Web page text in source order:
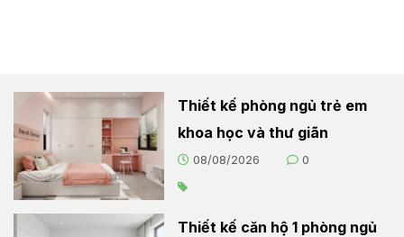
Thiết kế phòng ngủ trẻ em
khoa học và thư giãn
08/08/2026 0
Thiết kế căn hộ 1 phòng ngủ